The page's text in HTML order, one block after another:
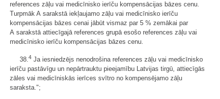
references zāļu vai medicīnisko ierīču kompensācijas bāzes cenu.
Turpmāk A sarakstā iekļaujamo zāļu vai medicīnisko ierīču
kompensācijas bāzes cenai jābūt vismaz par 5 % zemākai par
A sarakstā attiecīgajā references grupā esošo references zāļu vai
medicīnisko ierīču kompensācijas bāzes cenu.
38. 4 Ja iesniedzējs nenodrošina references zāļu vai medicīnisko
ierīču pastāvīgu un nepārtrauktu pieejamību Latvijas tirgū, attiecīgās
zāles vai medicīniskās ierīces svītro no kompensējamo zāļu
saraksta.";